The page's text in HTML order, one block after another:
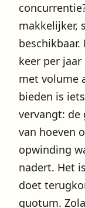
makkelijker,
keer per
met volume
bieden is
vervangt: de
van hoeven
opwinding
nadert. Het
doet
quotum.